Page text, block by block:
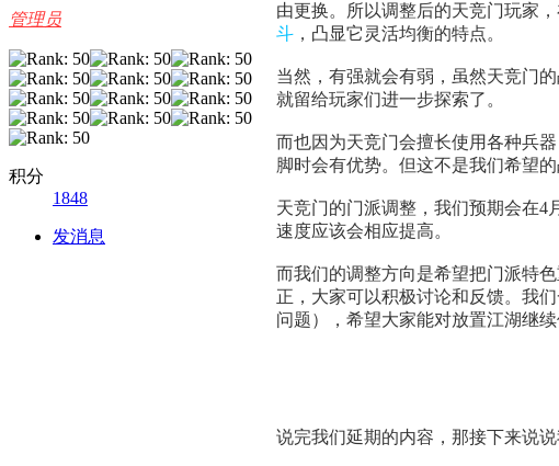
管理员
积分
1848
发消息
由更换。所以调整后的天竞门玩家
斗 ，凸显它灵活均衡的特点。
当然，有强就会有弱，虽然天竞门
就留给玩家们进一步探索了。
而也因为天竞门会擅长使用各种兵
脚时会有优势。但这不是我们希望
天竞门的门派调整，我们预期会在
速度应该会相应提高。
而我们的调整方向是希望把门派特
正，大家可以积极讨论和反馈。我
问题），希望大家能对放置江湖继续
说完我们延期的内容，那接下来说